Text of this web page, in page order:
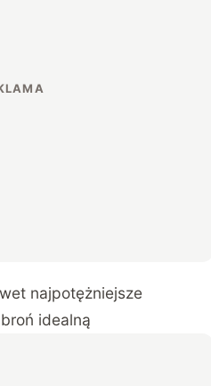
najpotężniejsze
idealną